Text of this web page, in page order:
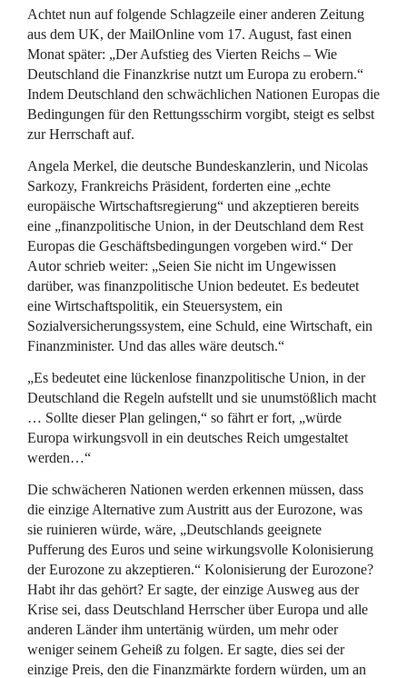
Achtet nun auf folgende Schlagzeile einer anderen Zeitung
aus dem UK, der MailOnline vom 17. August, fast einen
Monat später: „Der Aufstieg des Vierten Reichs – Wie
Deutschland die Finanzkrise nutzt um Europa zu erobern.“
Indem Deutschland den schwächlichen Nationen Europas die
Bedingungen für den Rettungsschirm vorgibt, steigt es selbst
zur Herrschaft auf.
Angela Merkel, die deutsche Bundeskanzlerin, und Nicolas
Sarkozy, Frankreichs Präsident, forderten eine „echte
europäische Wirtschaftsregierung“ und akzeptieren bereits
eine „finanzpolitische Union, in der Deutschland dem Rest
Europas die Geschäftsbedingungen vorgeben wird.“ Der
Autor schrieb weiter: „Seien Sie nicht im Ungewissen
darüber, was finanzpolitische Union bedeutet. Es bedeutet
eine Wirtschaftspolitik, ein Steuersystem, ein
Sozialversicherungssystem, eine Schuld, eine Wirtschaft, ein
Finanzminister. Und das alles wäre deutsch.“
„Es bedeutet eine lückenlose finanzpolitische Union, in der
Deutschland die Regeln aufstellt und sie unumstößlich macht
… Sollte dieser Plan gelingen,“ so fährt er fort, „würde
Europa wirkungsvoll in ein deutsches Reich umgestaltet
werden…“
Die schwächeren Nationen werden erkennen müssen, dass
die einzige Alternative zum Austritt aus der Eurozone, was
sie ruinieren würde, wäre, „Deutschlands geeignete
Pufferung des Euros und seine wirkungsvolle Kolonisierung
der Eurozone zu akzeptieren.“ Kolonisierung der Eurozone?
Habt ihr das gehört? Er sagte, der einzige Ausweg aus der
Krise sei, dass Deutschland Herrscher über Europa und alle
anderen Länder ihm untertänig würden, um mehr oder
weniger seinem Geheiß zu folgen. Er sagte, dies sei der
einzige Preis, den die Finanzmärkte fordern würden, um an